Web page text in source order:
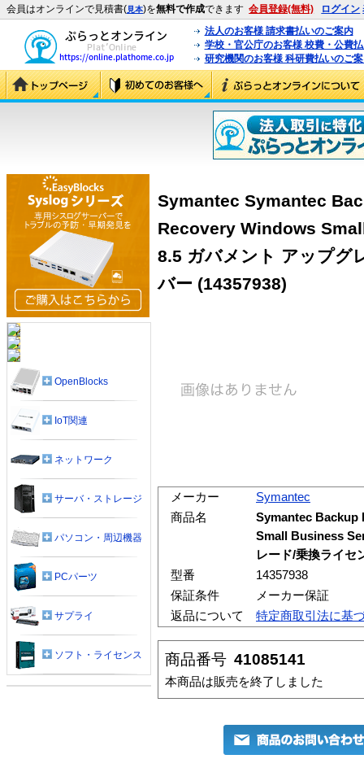
会員はオンラインで見積書(見本)を無料で作成できます 会員登録(無料) ログイン
法人のお客様 請求書払いのご案内
学校・官公庁のお客様 校費・公費
研究機関のお客様 科研費払いのご
Symantec Symantec
Recovery Windows
8.5 ガバメント アップグ
バー (14357938)
メーカー
Symantec
商品名
Symantec Backup
Small Business
レード/乗換ライセ
型番
14357938
保証条件
メーカー保証
返品について
特定商取引法に基
商品番号 41085141
本商品は販売を終了しました
OpenBlocks
IoT関連
ネットワーク
サーバ・ストレージ
パソコン・周辺機器
PCパーツ
サプライ
ソフト・ライセンス